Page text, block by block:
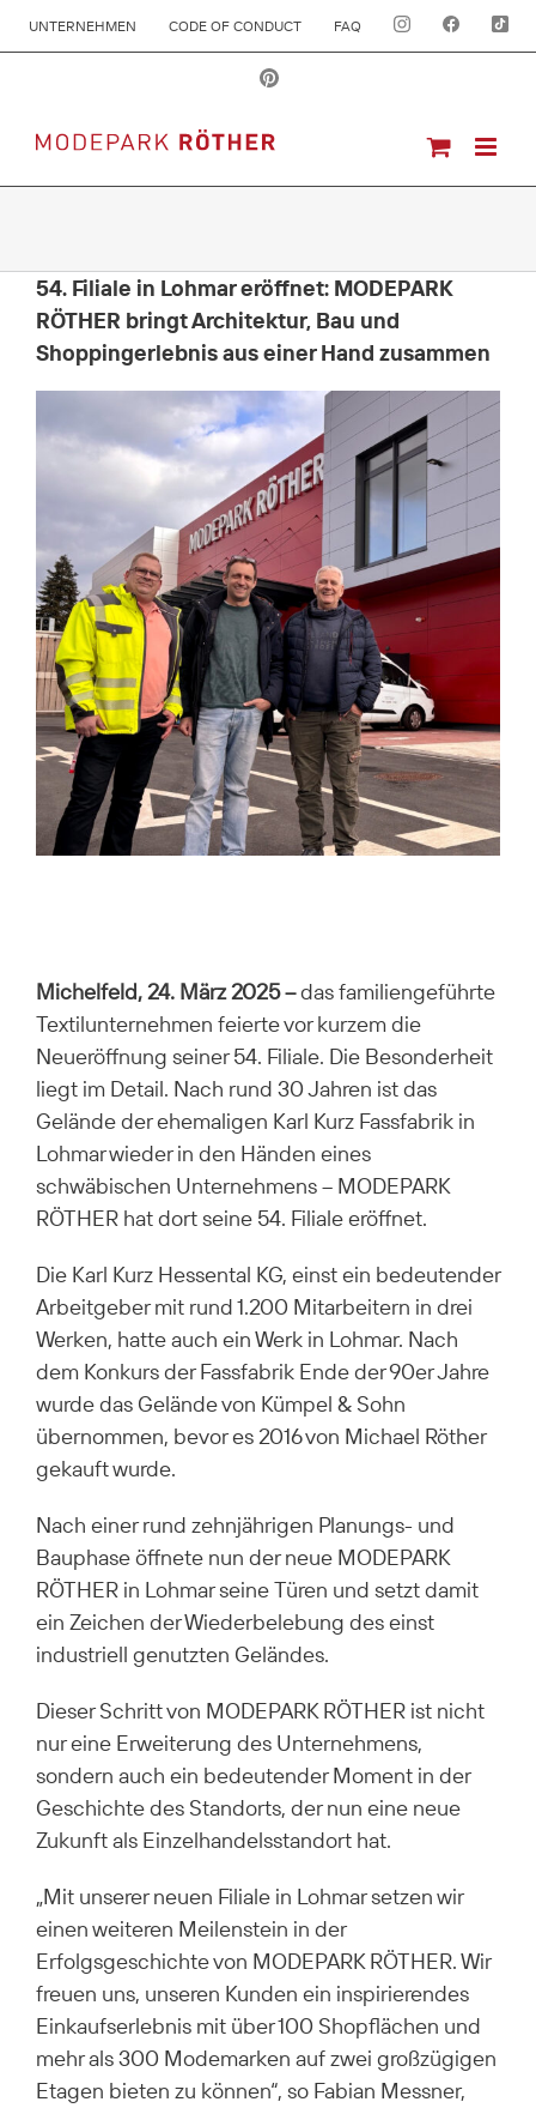
UNTERNEHMEN CODE OF CONDUCT FAQ
54. Filiale in Lohmar eröffnet: MODEPARK
RÖTHER bringt Architektur, Bau und
Shoppingerlebnis aus einer Hand zusammen
Michelfeld, 24. März 2025 –das familiengeführte
Textilunternehmen feierte vor kurzem die
Neueröffnung seiner 54. Filiale. Die Besonderheit
liegt im Detail. Nach rund 30 Jahren ist das
Gelände der ehemaligen Karl Kurz Fassfabrik in
Lohmar wieder in den Händen eines
schwäbischen Unternehmens – MODEPARK
RÖTHER hat dort seine 54. Filiale eröffnet.
Die Karl Kurz Hessental KG, einst ein bedeutender
Arbeitgeber mit rund 1.200 Mitarbeitern in drei
Werken, hatte auch ein Werk in Lohmar. Nach
dem Konkurs der Fassfabrik Ende der 90er Jahre
wurde das Gelände von Kümpel & Sohn
übernommen, bevor es 2016 von Michael Röther
gekauft wurde.
Nach einer rund zehnjährigen Planungs- und
Bauphase öffnete nun der neue MODEPARK
RÖTHER in Lohmar seine Türen und setzt damit
ein Zeichen der Wiederbelebung des einst
industriell genutzten Geländes.
Dieser Schritt von MODEPARK RÖTHER ist nicht
nur eine Erweiterung des Unternehmens,
sondern auch ein bedeutender Moment in der
Geschichte des Standorts, der nun eine neue
Zukunft als Einzelhandelsstandort hat.
„Mit unserer neuen Filiale in Lohmar setzen wir
einen weiteren Meilenstein in der
Erfolgsgeschichte von MODEPARK RÖTHER. Wir
freuen uns, unseren Kunden ein inspirierendes
Einkaufserlebnis mit über 100 Shopflächen und
mehr als 300 Modemarken auf zwei großzügigen
Etagen bieten zu können“, so Fabian Messner,